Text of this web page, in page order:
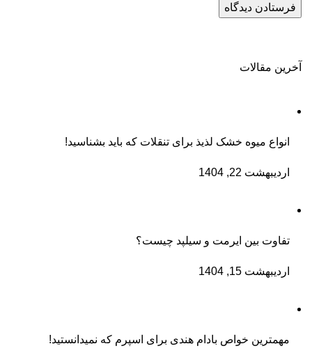
آخرین مقالات
انواع میوه خشک لذیذ برای تنقلات که باید بشناسید!
اردیبهشت 22, 1404
تفاوت بین ایرمت و سیلپد چیست؟
اردیبهشت 15, 1404
مهمترین خواص بادام هندی برای اسپرم که نمیدانستید!